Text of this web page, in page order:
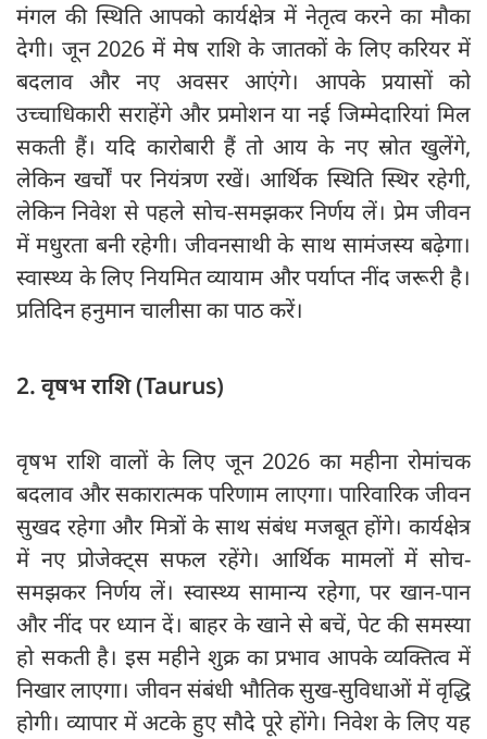
मंगल की स्थिति आपको कार्यक्षेत्र में नेतृत्व करने का मौका
देगी। जून 2026 में मेष राशि के जातकों के लिए करियर में
बदलाव और नए अवसर आएंगे। आपके प्रयासों को
उच्चाधिकारी सराहेंगे और प्रमोशन या नई जिम्मेदारियां मिल
सकती हैं। यदि कारोबारी हैं तो आय के नए स्रोत खुलेंगे,
लेकिन खर्चों पर नियंत्रण रखें। आर्थिक स्थिति स्थिर रहेगी,
लेकिन निवेश से पहले सोच-समझकर निर्णय लें। प्रेम जीवन
में मधुरता बनी रहेगी। जीवनसाथी के साथ सामंजस्य बढ़ेगा।
स्वास्थ्य के लिए नियमित व्यायाम और पर्याप्त नींद जरूरी है।
प्रतिदिन हनुमान चालीसा का पाठ करें।
2. वृषभ राशि (Taurus)
वृषभ राशि वालों के लिए जून 2026 का महीना रोमांचक
बदलाव और सकारात्मक परिणाम लाएगा। पारिवारिक जीवन
सुखद रहेगा और मित्रों के साथ संबंध मजबूत होंगे। कार्यक्षेत्र
में नए प्रोजेक्ट्स सफल रहेंगे। आर्थिक मामलों में सोच-
समझकर निर्णय लें। स्वास्थ्य सामान्य रहेगा, पर खान-पान
और नींद पर ध्यान दें। बाहर के खाने से बचें, पेट की समस्या
हो सकती है। इस महीने शुक्र का प्रभाव आपके व्यक्तित्व में
निखार लाएगा। जीवन संबंधी भौतिक सुख-सुविधाओं में वृद्धि
होगी। व्यापार में अटके हुए सौदे पूरे होंगे। निवेश के लिए यह